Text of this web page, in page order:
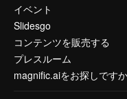
イベント
Slidesgo
コンテンツを販売する
プレスルーム
magnific.aiをお探しです